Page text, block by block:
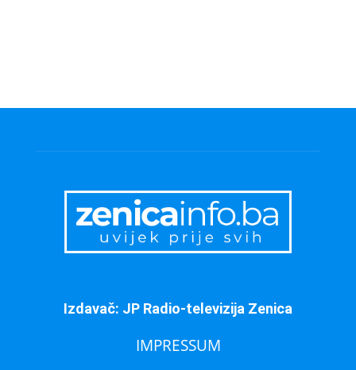
Izdavač: JP Radio-televizija Zenica
IMPRESSUM